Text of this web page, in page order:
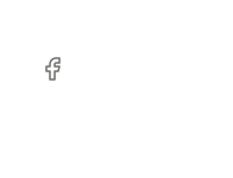
Facebook